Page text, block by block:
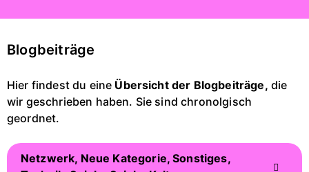
Blogbeiträge
Hier findest du eine Übersicht der Blogbeiträge, die
wir geschrieben haben. Sie sind chronolgisch
geordnet.
Netzwerk, Neue Kategorie, Sonstiges,